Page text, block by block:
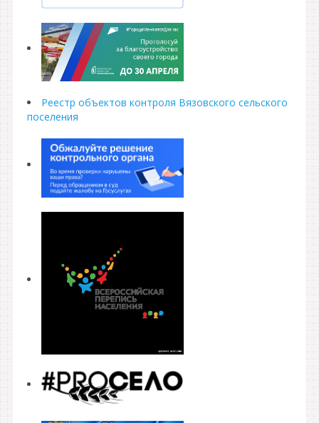
Реестр объектов контроля Вязовского сельского
поселения